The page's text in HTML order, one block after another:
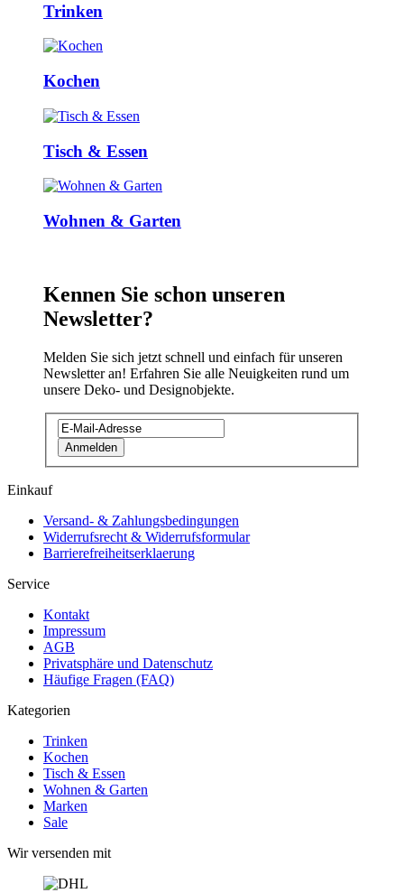
Trinken
Kochen
Tisch & Essen
Wohnen & Garten
Kennen Sie schon unseren
Newsletter?
Melden Sie sich jetzt schnell und einfach für unseren
Newsletter an! Erfahren Sie alle Neuigkeiten rund um
unsere Deko- und Designobjekte.
Anmelden
Einkauf
Versand- & Zahlungsbedingungen
Widerrufsrecht & Widerrufsformular
Barrierefreiheitserklaerung
Service
Kontakt
Impressum
AGB
Privatsphäre und Datenschutz
Häufige Fragen (FAQ)
Kategorien
Trinken
Kochen
Tisch & Essen
Wohnen & Garten
Marken
Sale
Wir versenden mit